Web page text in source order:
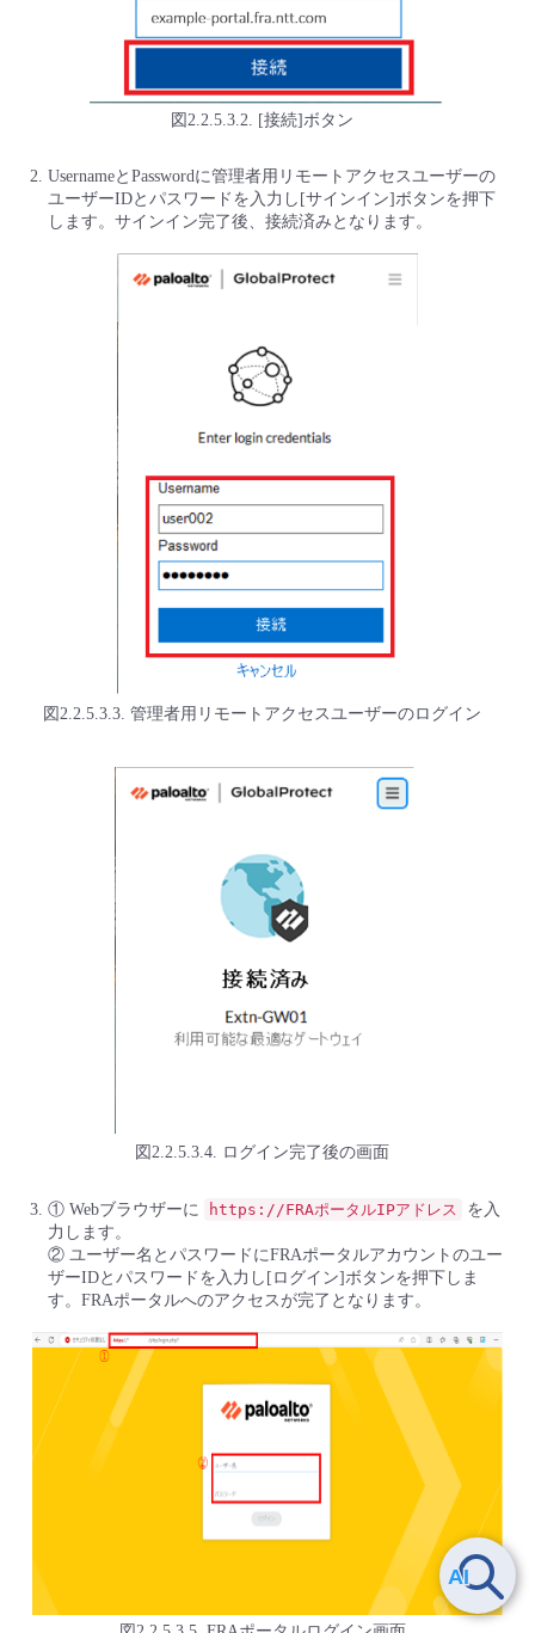
図2.2.5.3.2. [接続]ボタン
UsernameとPasswordに管理者用リモートアクセスユーザーの
ユーザーIDとパスワードを入力し[サインイン]ボタンを押下
します。サインイン完了後、接続済みとなります。
図2.2.5.3.3. 管理者用リモートアクセスユーザーのログイン
図2.2.5.3.4. ログイン完了後の画面
① Webブラウザーに https://FRAポータルIPアドレス
を入
力します。
② ユーザー名とパスワードにFRAポータルアカウントのユー
ザーIDとパスワードを入力し[ログイン]ボタンを押下しま
す。FRAポータルへのアクセスが完了となります。